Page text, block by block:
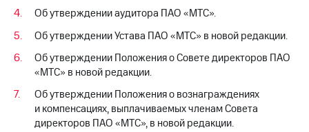
аудит
акций
Описание
Программа
приобретения
Порядок
выкупа
Об утверждении аудитора ПАО «МТС».
Об утверждении Устава ПАО «МТС» в новой редакции.
Об утверждении Положения о Совете директоров ПАО
«МТС» в новой редакции.
Об утверждении Положения о вознаграждениях
и компенсациях, выплачиваемых членам Совета
директоров ПАО «МТС», в новой редакции.